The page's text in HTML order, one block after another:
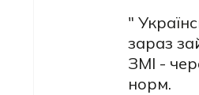
"
зараз
ЗМІ -
норм.